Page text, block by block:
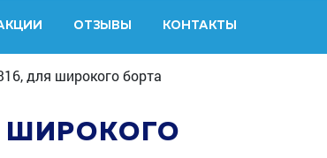
ОТЗЫВЫ КОНТАКТЫ
для широкого борта
ШИРОКОГО